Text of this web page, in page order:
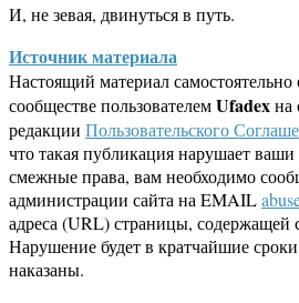
И, не зевая, двинуться в путь.
Источник материала
Настоящий материал
сообществе пользователемUfadexна
редакции Пользовательского
что такая публикация нарушает
смежные права, вам необходимо
администрации сайта на EMAIL
адреса (URL) страницы, содержащей
Нарушение будет в кратчайшие
наказаны.